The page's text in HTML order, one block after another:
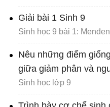
Giải bài 1 Sinh 9
Sinh học 9 bài 1:
Nêu những điểm
giữa giảm phân và
Sinh học lớp 9